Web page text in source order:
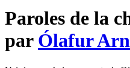
Paroles de la
par Ólafur